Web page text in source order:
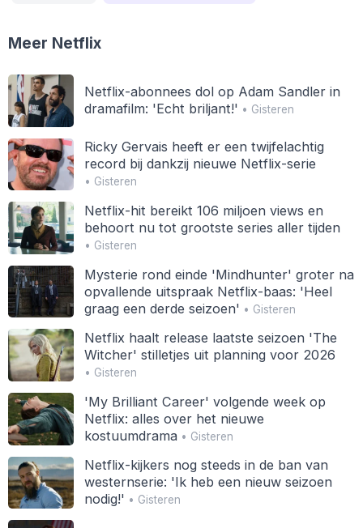
Meer Netflix
Netflix-abonnees dol op Adam Sandler in
dramafilm: 'Echt briljant!' • Gisteren
Ricky Gervais heeft er een twijfelachtig
record bij dankzij nieuwe Netflix-serie
• Gisteren
Netflix-hit bereikt 106 miljoen views en
behoort nu tot grootste series aller tijden
• Gisteren
Mysterie rond einde 'Mindhunter' groter na
opvallende uitspraak Netflix-baas: 'Heel
graag een derde seizoen' • Gisteren
Netflix haalt release laatste seizoen 'The
Witcher' stilletjes uit planning voor 2026
• Gisteren
'My Brilliant Career' volgende week op
Netflix: alles over het nieuwe
kostuumdrama• Gisteren
Netflix-kijkers nog steeds in de ban van
westernserie: 'Ik heb een nieuw seizoen
nodig!' • Gisteren